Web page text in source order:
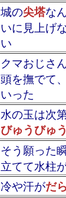
城の尖塔な
いに見上げ
い
クマおじさ
頭を撫でて
いった
水の玉は次
びゅうびゅう
そう願った瞬
立てて水柱
冷や汗がだ